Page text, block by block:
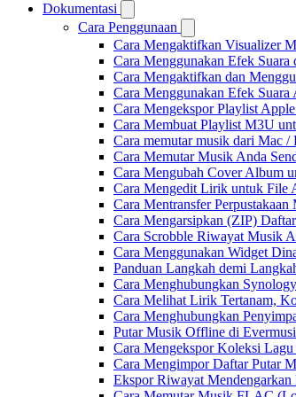
Dokumentasi
Cara Penggunaan
Cara Mengaktifkan Visualizer
Cara Menggunakan Efek
Cara Mengaktifkan dan
Cara Menggunakan Efek
Cara Mengekspor Playlist
Cara Membuat Playlist M3U
Cara memutar musik dari Mac
Cara Memutar Musik Anda
Cara Mengubah Cover Album
Cara Mengedit Lirik untuk File
Cara Mentransfer
Cara Mengarsipkan (ZIP)
Cara Scrobble Riwayat Musik
Cara Menggunakan Widget
Panduan Langkah demi
Cara Menghubungkan
Cara Melihat Lirik Tertanam,
Cara Menghubungkan
Putar Musik Offline di
Cara Mengekspor Koleksi
Cara Mengimpor Daftar Putar
Ekspor Riwayat